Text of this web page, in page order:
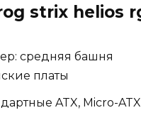
strix helios
средняя башня
платы
ATX, Micro-